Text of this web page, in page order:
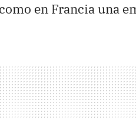
en Francia una